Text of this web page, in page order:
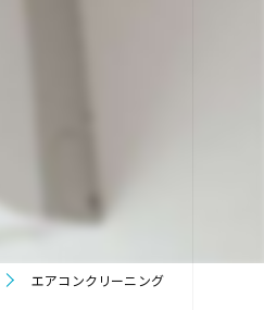
エアコンクリーニング